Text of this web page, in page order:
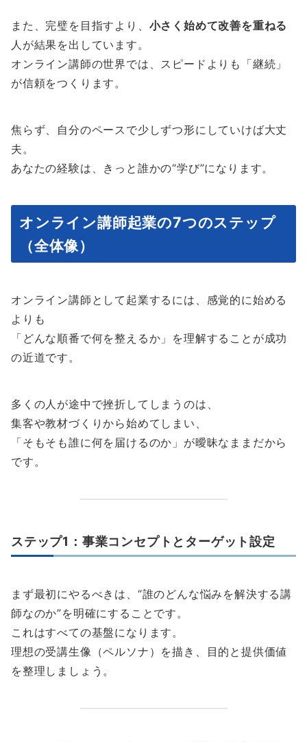
また、完璧を目指すより、 小さく始めて改善を重ねる
人が結果を出しています。
オンライン講師の世界では、スピードよりも「継続」
が信頼をつくります。
焦らず、自分のペースで少しずつ形にしていけば大丈
夫。
あなたの経験は、きっと誰かの“学び”になります。
オンライン講師起業の7つのステップ
（全体像）
オンライン講師として起業するには、感覚的に始める
よりも
「どんな順番で何を整えるか」を理解することが成功
の近道です。
多くの人が途中で挫折してしまうのは、
集客や教材づくりから始めてしまい、
「そもそも誰に何を届けるのか」が曖昧なままだから
です。
ステップ1：事業コンセプトとターゲット設定
まず最初にやるべきは、“誰のどんな悩みを解決する講
師なのか”を明確にすることです。
これはすべての基盤になります。
理想の受講生像（ペルソナ）を描き、目的と提供価値
を整理しましょう。